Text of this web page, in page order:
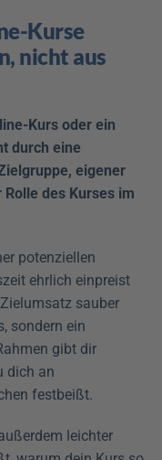
Kurse
nicht aus
Kurs oder ein
durch eine
eigener
des Kurses im
potenziellen
ehrlich einpreist
sauber
sondern ein
gibt dir
dich an
festbeißt.
leichter